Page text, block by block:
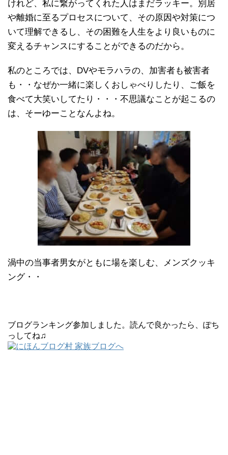
けれど、私に繋がってくれた人はまだラッキー。別居
や離婚に至るプロセスについて、その原因や対策につ
いて理解できるし、その困難を人生をより良いものに
変えるチャンスにすることができるのだから。
私のところでは、DVやモラハラの、加害者も被害者
も・・なぜか一緒に楽しくおしゃべりしたり、ご飯を
食べて大笑いしてたり・・・不思議なことが起こるの
は、そーゆーことなんよね。
渦中の当事者男女がともに場を楽しむ、メンズクッキ
ング・・
ブログランキング参加しました。読んで良かったら、ぽち
っしてね♫